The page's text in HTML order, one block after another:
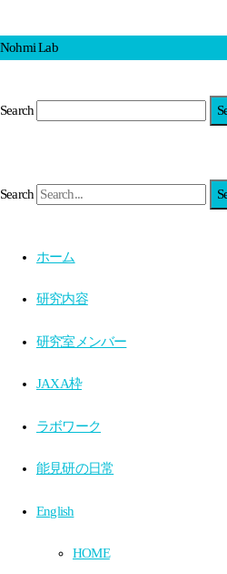
Nohmi Lab
Search
Search
ホーム
研究内容
研究室メンバー
JAXA枠
ラボワーク
能見研の日常
English
HOME